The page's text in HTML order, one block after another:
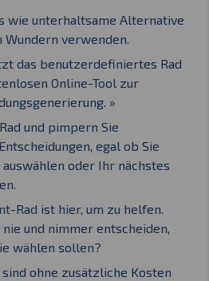
wie unterhaltsame Alternative
Wundern verwenden.
das benutzerdefiniertes Rad
Online-Tool zur
»
und pimpern Sie
egal ob Sie
oder Ihr nächstes
Rad ist hier, um zu helfen.
nie und nimmer entscheiden,
wählen sollen?
ohne zusätzliche Kosten